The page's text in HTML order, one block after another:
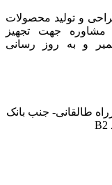
و تولید محصولات
مشاوره جهت تجهیز
و به روز رسانی
طالقانی- جنب بانک